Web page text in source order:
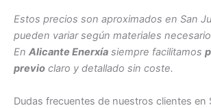
Estos precios son aproximados en San
pueden variar según materiales
En Alicante Enerxía siempre facilitamos
previo claro y detallado sin coste.
Dudas frecuentes de nuestros clientes en